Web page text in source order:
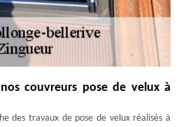
couvreurs pose de velux à
des travaux de pose de velux réalisés à